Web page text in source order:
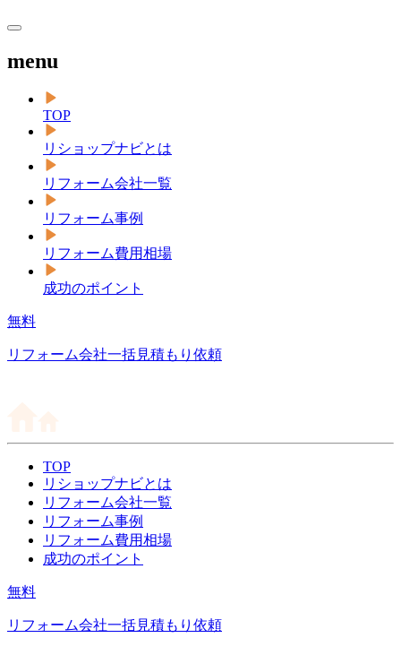
menu
TOP
リショップナビとは
リフォーム会社一覧
リフォーム事例
リフォーム費用相場
成功のポイント
無料
リフォーム会社一括見積もり依頼
TOP
リショップナビとは
リフォーム会社一覧
リフォーム事例
リフォーム費用相場
成功のポイント
無料
リフォーム会社一括見積もり依頼